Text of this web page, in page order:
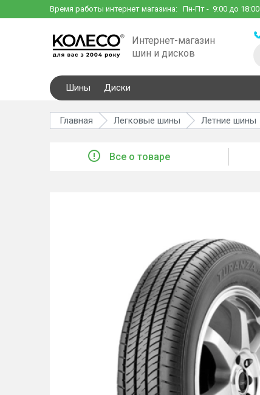
Время работы интернет магазина: Пн-Пт - 9:00 до 18:00
Интернет-магазин
шин и дисков
Шины Диски
Главная Легковые шины Летние шины
Все о товаре